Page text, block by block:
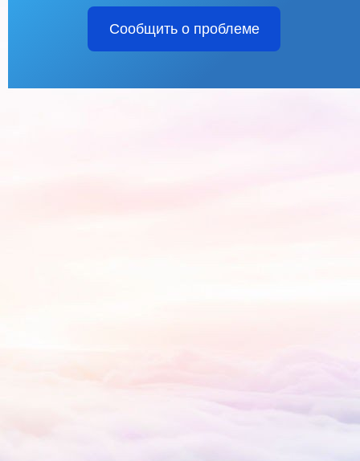
Сообщить о проблеме